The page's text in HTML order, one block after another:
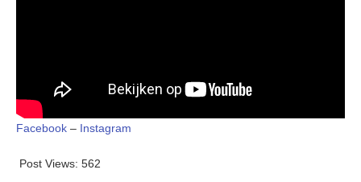
Facebook – Instagram
Post Views: 562